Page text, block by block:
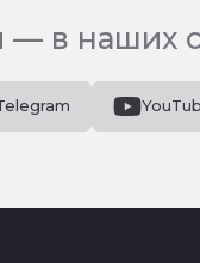
в наших